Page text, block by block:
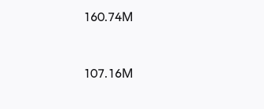
160.74M
107.16M